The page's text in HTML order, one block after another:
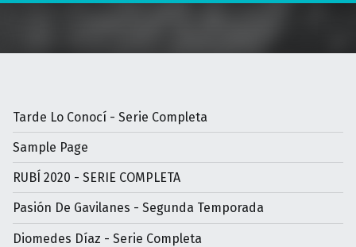
Tarde Lo Conocí - Serie Completa
Sample Page
RUBÍ 2020 - SERIE COMPLETA
Pasión De Gavilanes - Segunda Temporada
Diomedes Díaz - Serie Completa